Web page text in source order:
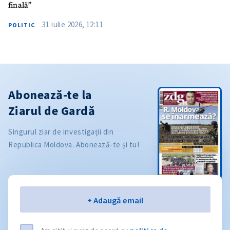
finală”
POLITIC 31 iulie 2026, 12:11
Abonează-te la
Ziarul de Gardă
Singurul ziar de investigații din
Republica Moldova. Abonează-te și tu!
+ Adaugă email